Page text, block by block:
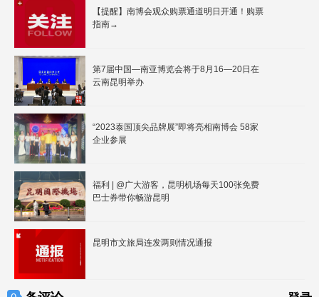
【提醒】南博会观众购票通道明日开通！购票
指南→
第7届中国—南亚博览会将于8月16—20日在
云南昆明举办
“2023泰国顶尖品牌展”即将亮相南博会 58家
企业参展
福利 | @广大游客，昆明机场每天100张免费
巴士券带你畅游昆明
昆明市文旅局连发两则情况通报